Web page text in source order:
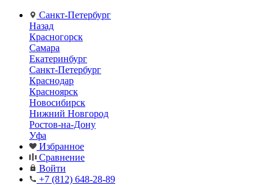
Санкт-Петербург
Назад
Красногорск
Самара
Екатеринбург
Санкт-Петербург
Краснодар
Красноярск
Новосибирск
Нижний Новгород
Ростов-на-Дону
Уфа
Избранное
Сравнение
Войти
+7 (812) 648-28-89